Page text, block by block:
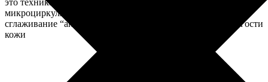
микроциркуляции, уменьшение жировых отложений и
сглаживание “апельсиновой корки” для повышения упругости
кожи